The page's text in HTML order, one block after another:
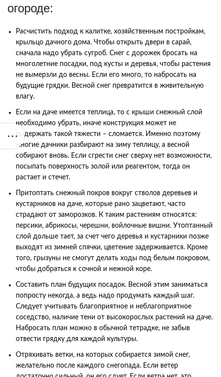
огороде:
Расчистить подход к калитке, хозяйственным постройкам,
крыльцо дачного дома. Чтобы открыть двери в сарай,
сначала надо убрать сугроб. Снег с дорожек бросать на
многолетние посадки, под кусты и деревья, чтобы растения
не вымерзли до весны. Если его много, то набросать на
будущие грядки. Весной снег превратится в живительную
влагу.
Если на даче имеется теплица, то с крыши снежный слой
необходимо убрать, иначе конструкция может не
выдержать такой тяжести – сломается. Именно поэтому
многие дачники разбирают на зиму теплицу, а весной
собирают вновь. Если сгрести снег сверху нет возможности,
посыпать поверхность золой или реагентом, тогда он
растает и стечет.
Притоптать снежный покров вокруг стволов деревьев и
кустарников на даче, которые рано зацветают, часто
страдают от заморозков. К таким растениям относятся:
персики, абрикосы, черешни, войлочные вишни. Утоптанный
слой дольше тает, за счет чего деревья и кустарники позже
выходят из зимней спячки, цветение задерживается. Кроме
того, грызуны не смогут делать ходы под белым покровом,
чтобы добраться к сочной и нежной коре.
Составить план будущих посадок. Весной этим заниматься
попросту некогда, а ведь надо продумать каждый шаг.
Следует учитывать благоприятное и неблагоприятное
соседство, наличие тени от высокорослых растений на даче.
Набросать план можно в обычной тетрадке, не забыв
отвести грядку для каждой культуры.
Отряхивать ветки, на которых собирается зимой снег,
желательно после каждого снегопада. Если ветер